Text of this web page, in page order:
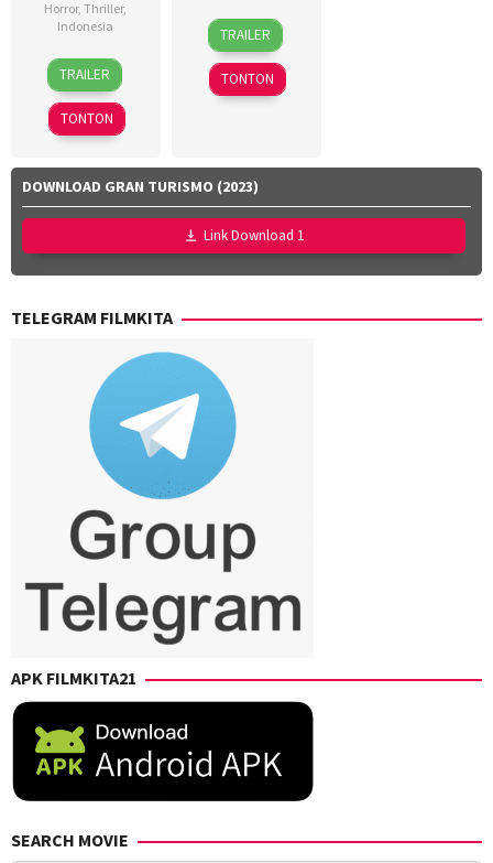
Horror,Thriller,
Indonesia
18
Mar
2026
Azhar
Kinoi
Lubis,
Hollynov
Mutia
Effendi,
Nurul
Ravika
TRAILER
TONTON
18
Mar
2026
Dinna
Jasanti
Fachru
Rizza
Farras
Zaky
Utari
Nofita
TRAILER
TONTON
DOWNLOAD GRAN TURISMO (2023)
Link Download 1
TELEGRAM FILMKITA
APK FILMKITA21
SEARCH MOVIE